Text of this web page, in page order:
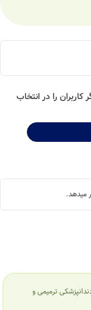
را در انتخاب
میدهد.
ترمیمی و